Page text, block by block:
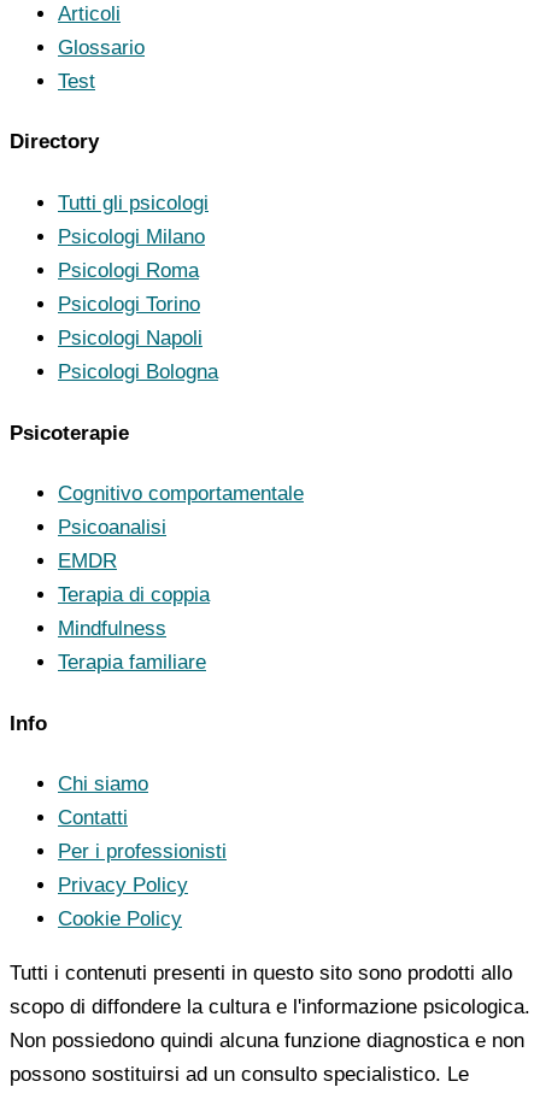
Articoli
Glossario
Test
Directory
Tutti gli psicologi
Psicologi Milano
Psicologi Roma
Psicologi Torino
Psicologi Napoli
Psicologi Bologna
Psicoterapie
Cognitivo comportamentale
Psicoanalisi
EMDR
Terapia di coppia
Mindfulness
Terapia familiare
Info
Chi siamo
Contatti
Per i professionisti
Privacy Policy
Cookie Policy
Tutti i contenuti presenti in questo sito sono prodotti allo
scopo di diffondere la cultura e l'informazione psicologica.
Non possiedono quindi alcuna funzione diagnostica e non
possono sostituirsi ad un consulto specialistico. Le